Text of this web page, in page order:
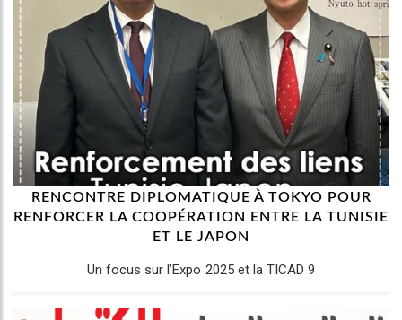
RENCONTRE DIPLOMATIQUE À TOKYO POUR
RENFORCER LA COOPÉRATION ENTRE LA TUNISIE
ET LE JAPON
Un focus sur l’Expo 2025 et la TICAD 9